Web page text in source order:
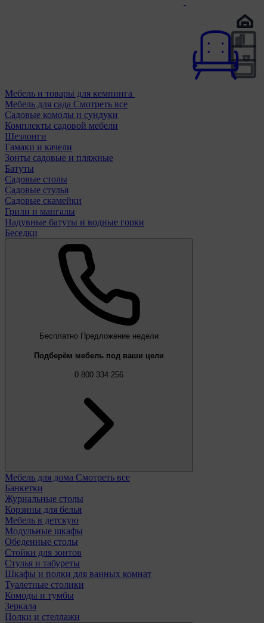
Мебель и товары для кемпинга
Мебель для сада Смотреть все
Садовые комоды и сундуки
Комплекты садовой мебели
Шезлонги
Гамаки и качели
Зонты садовые и пляжные
Батуты
Садовые столы
Садовые стулья
Садовые скамейки
Грили и мангалы
Надувные батуты и водные горки
Беседки
Бесплатно Предложение недели
Подберём мебель под ваши цели
0 800 334 256
Мебель для дома Смотреть все
Банкетки
Журнальные столы
Корзины для белья
Мебель в детскую
Модульные шкафы
Обеденные столы
Стойки для зонтов
Стулья и табуреты
Шкафы и полки для ванных комнат
Туалетные столики
Комоды и тумбы
Зеркала
Полки и стеллажи